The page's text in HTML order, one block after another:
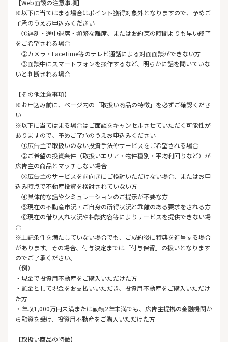
【Web面談の注意事項】
※以下に当てはまる場合はポイント獲得対象外となりますので、予めご
了承のうえお申込みください
①遅刻・途中退席・頻繁な離席、またはお約束の時間よりも早い終了
をご希望される場合
②カメラ・FaceTime等のテレビ通話による対面面談ができない方
③面談中にスマートフォンを操作するなど、明らかに話を聞いていな
いと判断される場合
【その他注意事項】
※お申込み前に、ページ内の「取扱い商品の特徴」を必ずご確認くださ
い
※以下に当てはまる場合はご面談をキャンセルさせていただく可能性が
ありますので、予めご了承のうえお申込みください
①広告主で取扱いのない投資手法やサービスをご希望される場合
②ご希望の投資条件（取扱いエリア・物件種別・平均利回りなど）が
広告主の商品とマッチしない場合
③広告主のサービスを前向きにご検討いただけない場合、またはお申
込み時点で不動産投資を検討されていない方
④具体的な話やシミュレーションのご提示が不要な方
⑤現在の不動産市況・ご自身の所得状況と乖離のある要求をされる方
⑥現在の借り入れ状況や相談内容等によりサービスを提供できない場
合
※上記条件を満たしていない場合でも、ご成約後に特典を進呈する場合
があります。その場合、付与決定までは「付与保留」の扱いとなります
のでご了承ください。
（例）
・現金で投資用不動産をご購入いただけた方
・頭金として現金をお支払いいただき、投資用不動産をご購入いただけ
た方
・年収1,000万円未満または勤続2年未満でも、広告主提携の金融機関か
ら融資を受け、投資用不動産をご購入いただけた方
【取扱い商品の特徴】